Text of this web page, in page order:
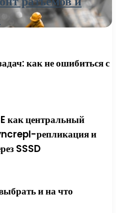
как не ошибиться с
как центральный
репликация и
SSSD
и на что